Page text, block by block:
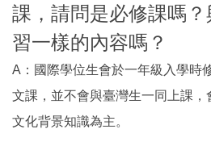
課，請問是必修課嗎
習一樣的內容嗎？
A：國際學位生會於一年級入學時
文課，並不會與臺灣生一同上課
文化背景知識為主。